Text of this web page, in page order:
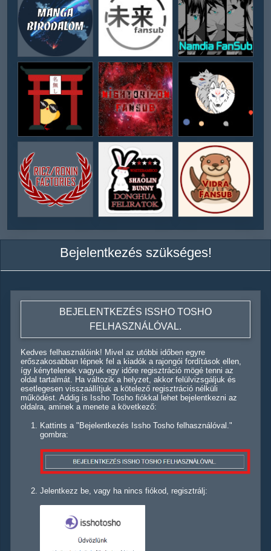
Bejelentkezés szükséges!
BEJELENTKEZÉS ISSHO TOSHO
FELHASZNÁLÓVAL.
Kedves felhasználóink! Mivel az utóbbi időben egyre
erőszakosabban lépnek fel a kiadók a rajongói fordítások ellen,
így kénytelenek vagyuk egy időre regisztráció mögé tenni az
oldal tartalmát. Ha változik a helyzet, akkor felülvizsgáljuk és
esetlegesen visszaállítjuk a kötelező regisztráció nélküli
működést. Addig is Issho Tosho fiókkal lehet bejelentkezni az
oldalra, aminek a menete a következő:
Kattints a "Bejelentkezés Issho Tosho felhasználóval."
gombra:
Jelentkezz be, vagy ha nincs fiókod, regisztrálj: